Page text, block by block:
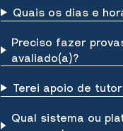
Quais os dias e
Preciso fazer
avaliado(a)?
Terei apoio de
Qual sistema ou